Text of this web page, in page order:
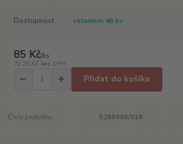
Dostupnost skladem 46 ks
85 Kč/ks
70,25 Kč bez DPH
Přidat do košíku
Číslo produktu: 5260400/018